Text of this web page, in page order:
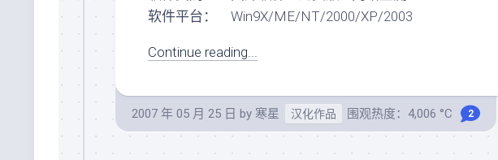
软件平台： Win9X/ME/NT/2000/XP/2003
Continue reading...
2007 年 05 月 25 日 by 寒星 汉化作品 围观热度：4,006 °C 2